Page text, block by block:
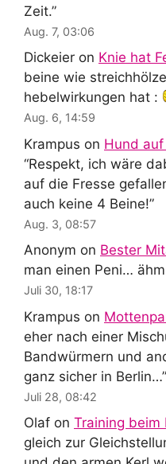
Zeit.”
Aug. 7, 03:06
Dickeier on Knie hat
beine wie
hebelwirkungen hat :
Aug. 6, 14:59
Krampus on Hund
“Respekt, ich wäre
auf die Fresse
auch keine 4 Beine!”
Aug. 3, 08:57
Anonym on Bester
man einen Peni…
Juli 30, 18:17
Krampus on
eher nach einer
Bandwürmern und
ganz sicher in Berlin…”
Juli 28, 08:42
Olaf on Training beim
gleich zur